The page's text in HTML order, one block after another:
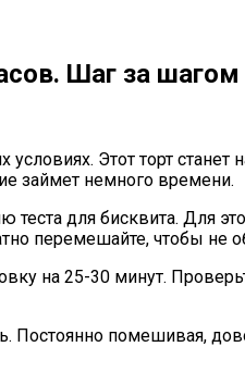
Шаг за шагом
Этот торт
займет немного времени.
теста для бисквита. Для
перемешайте, чтобы не
на 25-30 минут.
Постоянно помешивая,